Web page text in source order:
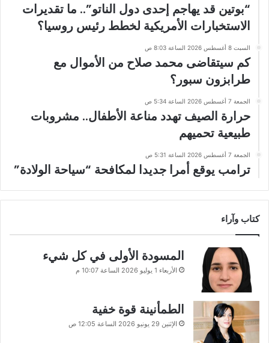
“بوتين قد يهاجم إحدى دول الناتو”.. ما تقديرات
الاستخبارات الأمريكية لخطط رئيس روسيا؟
السبت 8 أغسطس 2026 الساعة 8:03 ص
كم سيتقاضى محمد صلاح من الأموال مع
طرابزون سبور؟
الجمعة 7 أغسطس 2026 الساعة 5:34 ص
حرارة الصيف تهدد مناعة الأطفال.. مشروبات
طبيعية تحميهم
الجمعة 7 أغسطس 2026 الساعة 5:31 ص
ترامب يوقع أمرا جديدا لمكافحة “سياحة الولادة”
كتاب وآراء
المسودة الأولى في كل شيء
الأربعاء 1 يوليو 2026 الساعة 10:07 م
الطمأنينة قوة خفية
الإثنين 29 يونيو 2026 الساعة 12:05 ص